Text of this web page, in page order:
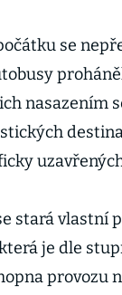
se
nasazením
stará vlastní
je dle
provozu